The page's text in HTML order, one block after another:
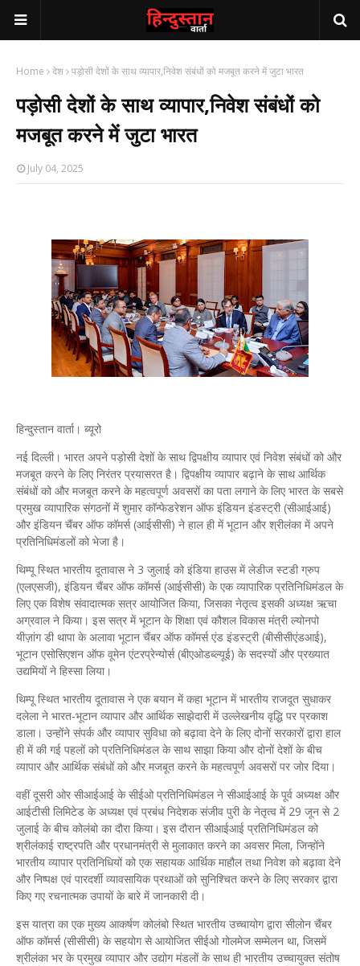
Home देश पड़ोसी देशों के साथ व्यापार,निवेश संबंधों को मजबूत करने में जुटा भारत
पड़ोसी देशों के साथ व्यापार,निवेश संबंधों को
मजबूत करने में जुटा भारत
July 04, 2025
हिन्दुस्तान वार्ता। ब्यूरो
नई दिल्ली। भारत अपने पड़ोसी देशों के साथ द्विपक्षीय व्यापार एवं निवेश संबंधों को और
मजबूत करने के लिए निरंतर प्रयासरत है। द्विपक्षीय व्यापार बढ़ाने के साथ आर्थिक
संबंधों को और मजबूत करने के महत्वपूर्ण अवसरों का पता लगाने के लिए भारत के सबसे
प्रमुख व्यापारिक संगठनों में शुमार कॉन्फेडरेशन ऑफ इंडियन इंडस्ट्री (सीआईआई)
और इंडियन चैंबर ऑफ कॉमर्स (आईसीसी) ने हाल ही में भूटान और श्रीलंका में अपने
प्रतिनिधिमंडलों को भेजा है।
थिम्पू स्थित भारतीय दूतावास ने 3 जुलाई को इंडिया हाउस में लेडीज स्टडी ग्रुप
(एलएसजी), इंडियन चैंबर ऑफ कॉमर्स (आईसीसी) के एक व्यापारिक प्रतिनिधिमंडल के
लिए एक विशेष संवादात्मक सत्र आयोजित किया, जिसका नेतृत्व इसकी अध्यक्ष ऋचा
अग्रवाल ने किया। इस सत्र में भूटान के शिक्षा एवं कौशल विकास मंत्री ल्योनपो
यीज़ांग डी थापा के अलावा भूटान चैंबर ऑफ कॉमर्स एंड इंडस्ट्री (बीसीसीएंडआई),
भूटान एसोसिएशन ऑफ वूमेन एंटरप्रेन्योर्स (बीएओडब्ल्यूई) के सदस्यों और प्रख्यात
उद्यमियों ने हिस्सा लिया।
थिम्पू स्थित भारतीय दूतावास ने एक बयान में कहा भूटान में भारतीय राजदूत सुधाकर
दलेला ने भारत-भूटान व्यापार और आर्थिक साझेदारी में उल्लेखनीय वृद्धि पर प्रकाश
डाला। उन्होंने संपर्क और व्यापार सुविधा को बढ़ावा देने के लिए दोनों सरकारों द्वारा हाल
ही में की गई पहलों को प्रतिनिधिमंडल के साथ साझा किया और दोनों देशों के बीच
व्यापार और आर्थिक संबंधों को और मजबूत करने के महत्वपूर्ण अवसरों पर जोर दिया।
वहीं दूसरी ओर सीआईआई के सीईओ प्रतिनिधिमंडल ने सीआईआई के पूर्व अध्यक्ष और
आईटीसी लिमिटेड के अध्यक्ष एवं प्रबंध निदेशक संजीव पुरी के नेतृत्व में 29 जून से 2
जुलाई के बीच कोलंबो का दौरा किया। इस दौरान सीआईआई प्रतिनिधिमंडल को
श्रीलंकाई राष्ट्रपति और प्रधानमंत्री से मुलाकात करने का अवसर मिला, जिन्होंने
भारतीय व्यापार प्रतिनिधियों को एक सहायक आर्थिक माहौल तथा निवेश को बढ़ावा देने
और निष्पक्ष एवं पारदर्शी व्यावसायिक प्रथाओं को सुनिश्चित करने के लिए सरकार द्वारा
किए गए रचनात्मक उपायों के बारे में जानकारी दी।
इस यात्रा का एक मुख्य आकर्षण कोलंबो स्थित भारतीय उच्चायोग द्वारा सीलोन चैंबर
ऑफ कॉमर्स (सीसीसी) के सहयोग से आयोजित सीईओ गोलमेज सम्मेलन था, जिसमें
श्रीलंका भर के प्रमुख व्यापार और उद्योग मंडलों के साथ ही भारतीय उच्चायुक्त संतोष